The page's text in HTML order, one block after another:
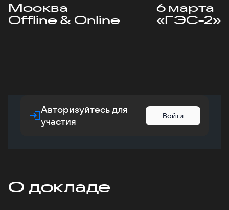
Москва
Offline & Online
6 марта
«ГЭС-2»
Авторизуйтесь для
участия
Войти
О докладе